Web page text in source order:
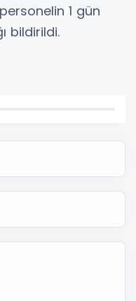
1 gün
bildirildi.